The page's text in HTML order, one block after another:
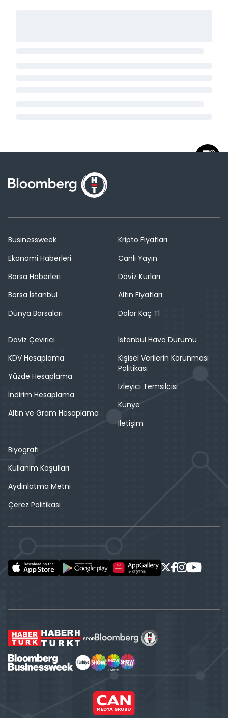
Businessweek
Ekonomi Haberleri
Borsa Haberleri
Borsa İstanbul
Dünya Borsaları
Kripto Fiyatları
Canlı Yayın
Döviz Kurları
Altın Fiyatları
Dolar Kaç Tl
Döviz Çevirici
KDV Hesaplama
Yüzde Hesaplama
İndirim Hesaplama
Altın ve Gram Hesaplama
İstanbul Hava Durumu
Kişisel Verilerin Korunması
Politikası
İzleyici Temsilcisi
Künye
İletişim
Biyografi
Kullanım Koşulları
Aydınlatma Metni
Çerez Politikası